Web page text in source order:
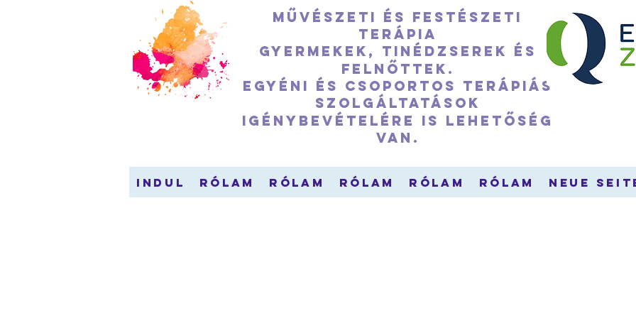
Művészeti és festészeti
terápia
Gyermekek, tinédzserek és
felnőttek.
Egyéni és csoportos terápiás
szolgáltatások
igénybevételére is lehetőség
van.
indul Rólam Rólam Rólam Rólam Rólam Neue